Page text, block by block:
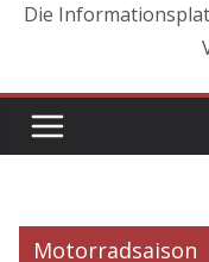
Die
Motorradsaison